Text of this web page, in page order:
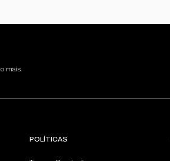
mais.
POLÍTICAS